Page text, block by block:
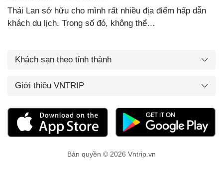
Thái Lan sở hữu cho mình rất nhiều địa điểm hấp dẫn
khách du lịch. Trong số đó, không thể…
Khách sạn theo tỉnh thành
Giới thiệu VNTRIP
Bản quyền © 2026 Vntrip.vn